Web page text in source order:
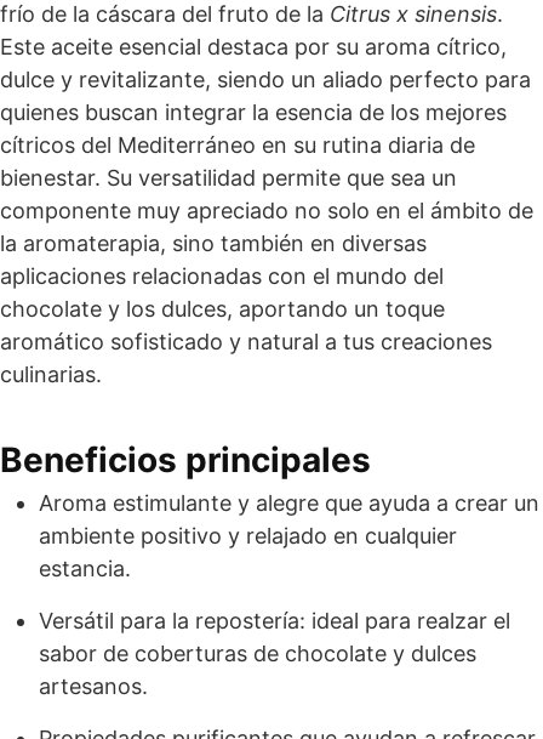
frío de la cáscara del fruto de la Citrus x sinensis.
Este aceite esencial destaca por su aroma cítrico,
dulce y revitalizante, siendo un aliado perfecto para
quienes buscan integrar la esencia de los mejores
cítricos del Mediterráneo en su rutina diaria de
bienestar. Su versatilidad permite que sea un
componente muy apreciado no solo en el ámbito de
la aromaterapia, sino también en diversas
aplicaciones relacionadas con el mundo del
chocolate y los dulces, aportando un toque
aromático sofisticado y natural a tus creaciones
culinarias.
Beneficios principales
Aroma estimulante y alegre que ayuda a crear un
ambiente positivo y relajado en cualquier
estancia.
Versátil para la repostería: ideal para realzar el
sabor de coberturas de chocolate y dulces
artesanos.